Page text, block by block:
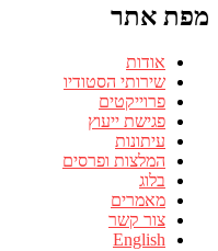
מפת אתר
אודות
שירותי הסטודיו
פרוייקטים
פגישת ייעוץ
עיתונות
המלצות ופרסים
בלוג
מאמרים
צור קשר
English